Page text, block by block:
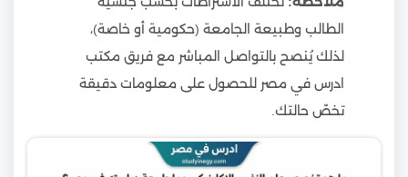
الطالب وطبيعة الجامعة (حكومية أو خاصة)،
لذلك يُنصح بالتواصل المباشر مع فريق مكتب
ادرس في مصر للحصول على معلومات دقيقة
تخصّ حالتك.